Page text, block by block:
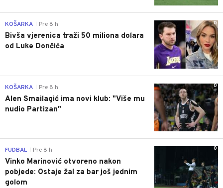
0
KOŠARKA Pre 8 h
Bivša vjerenica traži 50 miliona dolara
od Luke Dončića
0
KOŠARKA Pre 8 h
Alen Smailagić ima novi klub: "Više mu
nudio Partizan"
0
FUDBAL Pre 8 h
Vinko Marinović otvoreno nakon
pobjede: Ostaje žal za bar još jednim
golom